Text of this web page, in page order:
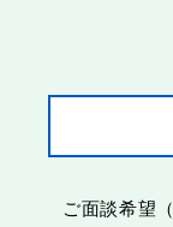
ご面談希望